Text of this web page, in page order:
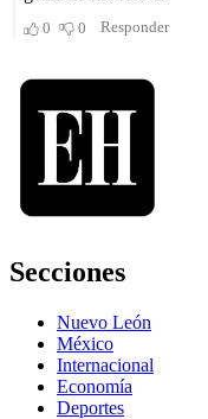
Secciones
Nuevo León
México
Internacional
Economía
Deportes